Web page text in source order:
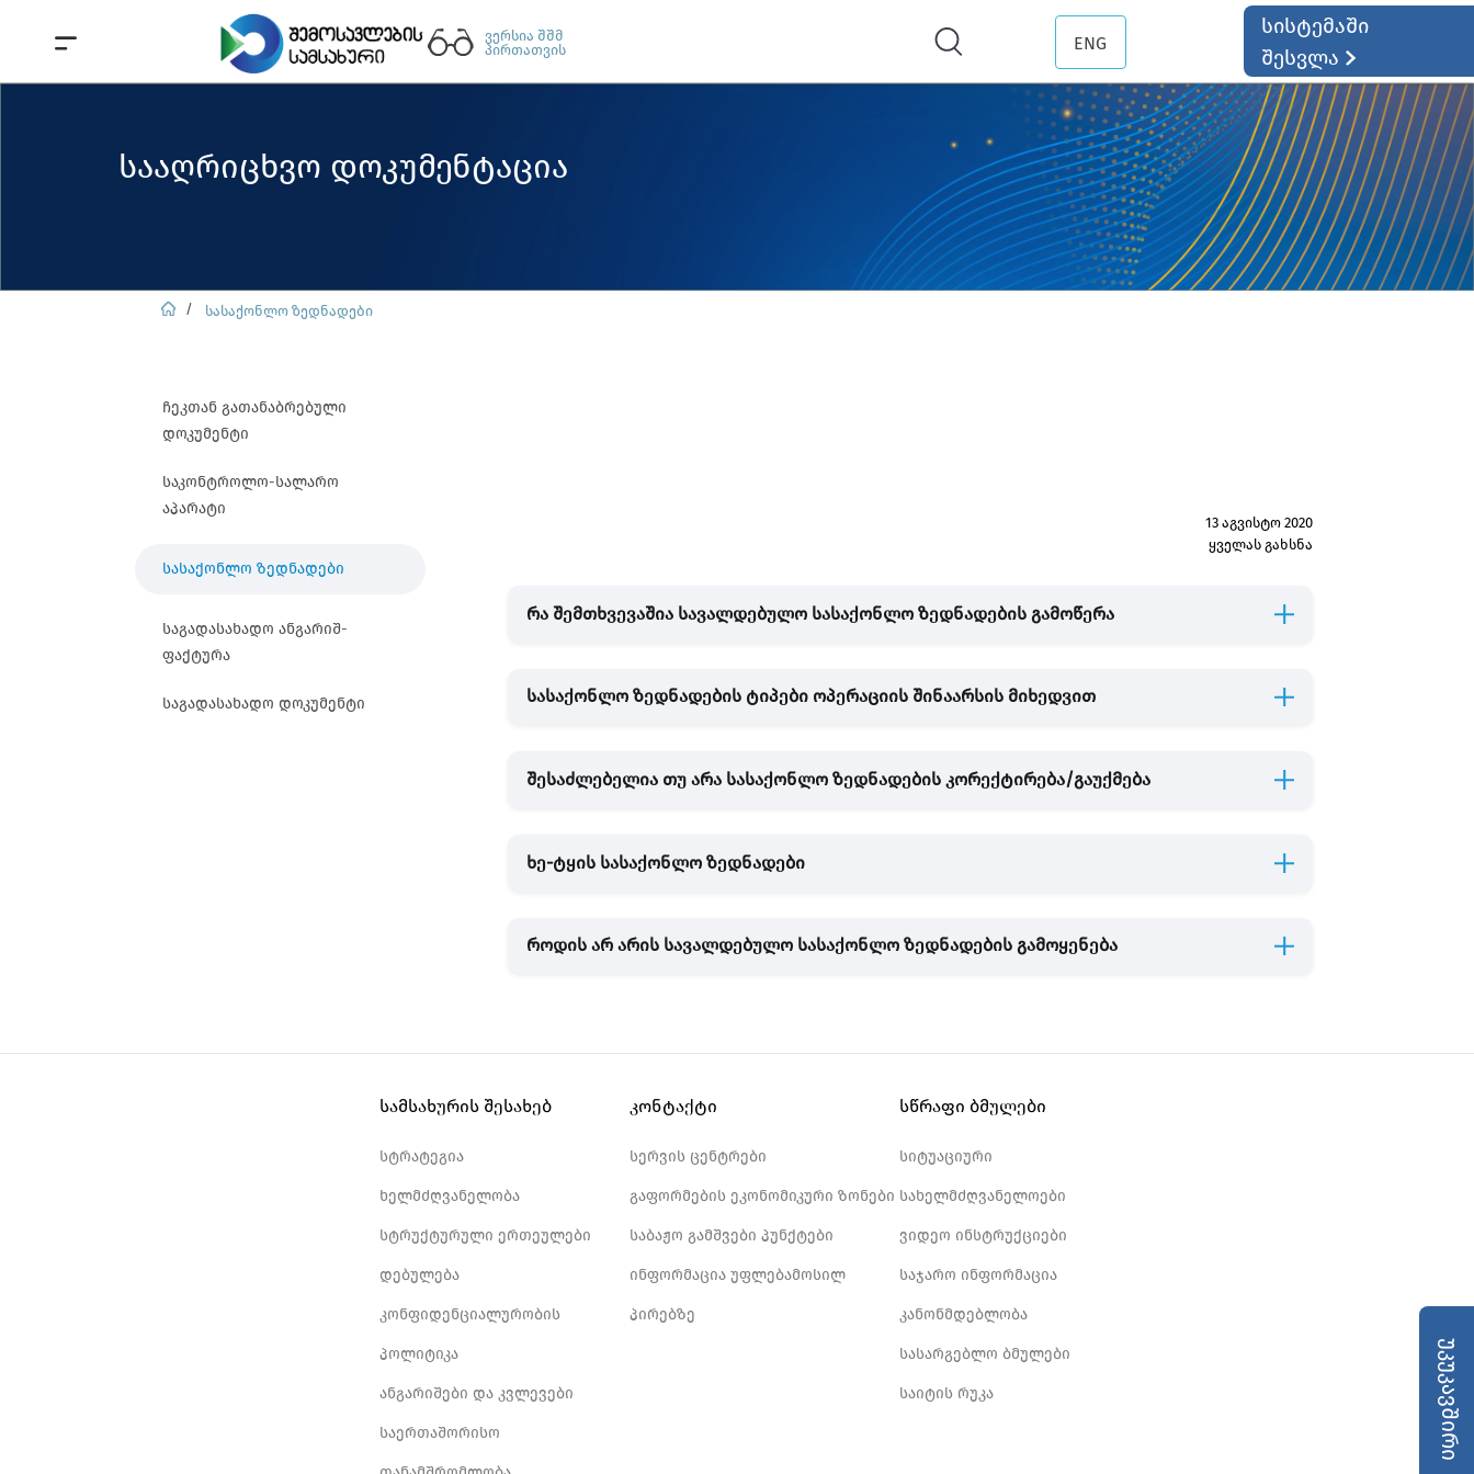
ვერსია შშმ
პირთათვის
ENG
სისტემაში
შესვლა
უკუკავშირი
სააღრიცხვო დოკუმენტაცია
სასაქონლო ზედნადები
ჩეკთან გათანაბრებული
დოკუმენტი
საკონტროლო-სალარო
აპარატი
სასაქონლო ზედნადები
საგადასახადო ანგარიშ-
ფაქტურა
საგადასახადო დოკუმენტი
13 აგვისტო 2020
ყველას გახსნა
რა შემთხვევაშია სავალდებულო სასაქონლო ზედნადების გამოწერა
სასაქონლო ზედნადების ტიპები ოპერაციის შინაარსის მიხედვით
შესაძლებელია თუ არა სასაქონლო ზედნადების კორექტირება/გაუქმება
ხე-ტყის სასაქონლო ზედნადები
როდის არ არის სავალდებულო სასაქონლო ზედნადების გამოყენება
სამსახურის შესახებ
სტრატეგია
ხელმძღვანელობა
სტრუქტურული ერთეულები
დებულება
კონფიდენციალურობის
პოლიტიკა
ანგარიშები და კვლევები
საერთაშორისო
კონტაქტი
სერვის ცენტრები
გაფორმების ეკონომიკური ზონები
საბაჟო გამშვები პუნქტები
ინფორმაცია უფლებამოსილ
პირებზე
სწრაფი ბმულები
სიტუაციური
სახელმძღვანელოები
ვიდეო ინსტრუქციები
საჯარო ინფორმაცია
კანონმდებლობა
სასარგებლო ბმულები
საიტის რუკა